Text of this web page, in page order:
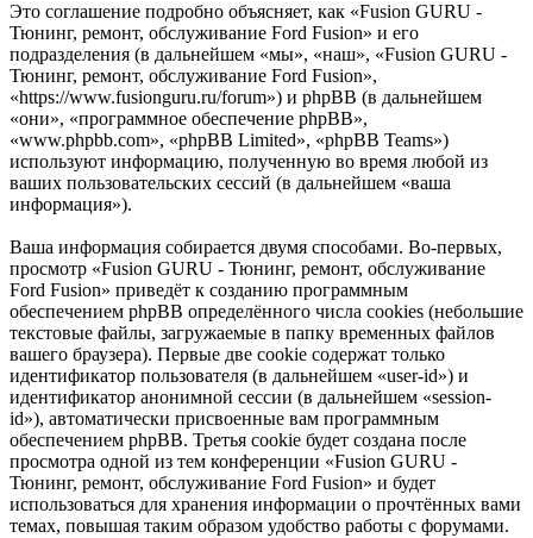
Это соглашение подробно объясняет, как «Fusion GURU -
Тюнинг, ремонт, обслуживание Ford Fusion» и его
подразделения (в дальнейшем «мы», «наш», «Fusion GURU -
Тюнинг, ремонт, обслуживание Ford Fusion»,
«https://www.fusionguru.ru/forum») и phpBB (в дальнейшем
«они», «программное обеспечение phpBB»,
«www.phpbb.com», «phpBB Limited», «phpBB Teams»)
используют информацию, полученную во время любой из
ваших пользовательских сессий (в дальнейшем «ваша
информация»).
Ваша информация собирается двумя способами. Во-первых,
просмотр «Fusion GURU - Тюнинг, ремонт, обслуживание
Ford Fusion» приведёт к созданию программным
обеспечением phpBB определённого числа cookies (небольшие
текстовые файлы, загружаемые в папку временных файлов
вашего браузера). Первые две cookie содержат только
идентификатор пользователя (в дальнейшем «user-id») и
идентификатор анонимной сессии (в дальнейшем «session-
id»), автоматически присвоенные вам программным
обеспечением phpBB. Третья cookie будет создана после
просмотра одной из тем конференции «Fusion GURU -
Тюнинг, ремонт, обслуживание Ford Fusion» и будет
использоваться для хранения информации о прочтённых вами
темах, повышая таким образом удобство работы с форумами.